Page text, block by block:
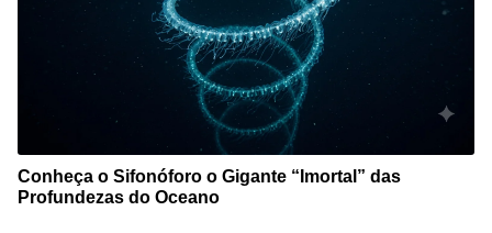
Conheça o Sifonóforo o Gigante “Imortal” das
Profundezas do Oceano